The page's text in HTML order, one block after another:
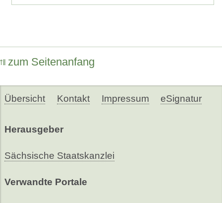
zum Seitenanfang
Übersicht Kontakt Impressum eSignatur
Herausgeber
Sächsische Staatskanzlei
Verwandte Portale